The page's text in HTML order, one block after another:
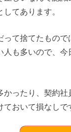
てあります。
って捨てたもの
人も多いので、
かったり、契約
ておいて損なしで